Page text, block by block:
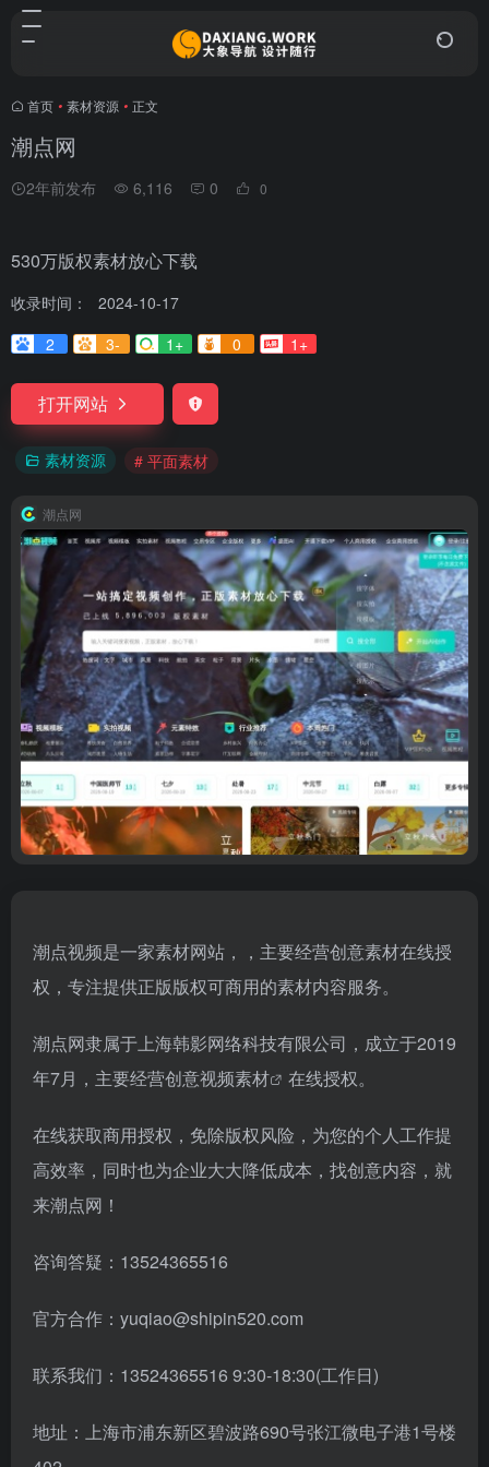
首页 • 素材资源 • 正文
潮点网
2年前发布 6,116 0 0
530万版权素材放心下载
收录时间：
2024-10-17
2
3- 1+ 0 1+
打开网站
素材资源 # 平面素材
潮点网
潮点视频是一家素材网站，，主要经营创意素材在线授
权，专注提供正版版权可商用的素材内容服务。
潮点网隶属于上海韩影网络科技有限公司，成立于2019
年7月，主要经营创意视频素材 在线授权。
在线获取商用授权，免除版权风险，为您的个人工作提
高效率，同时也为企业大大降低成本，找创意内容，就
来潮点网！
咨询答疑：13524365516
官方合作：yuqiao@shipin520.com
联系我们：13524365516 9:30-18:30(工作日)
地址：上海市浦东新区碧波路690号张江微电子港1号楼